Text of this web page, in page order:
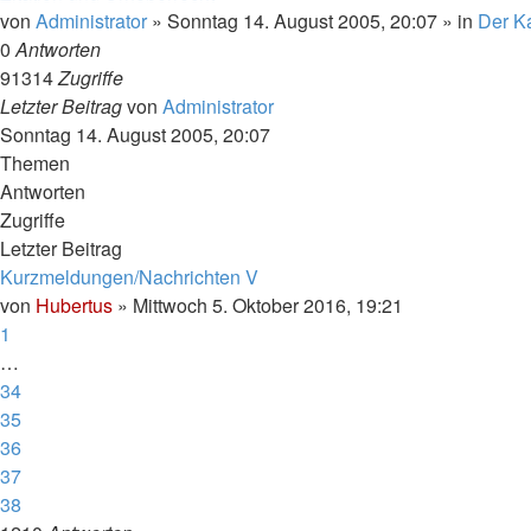
von Administrator » Sonntag 14. August 2005, 20:07 » in Der
0Antworten
91314Zugriffe
Letzter Beitragvon Administrator
Sonntag 14. August 2005, 20:07
Themen
Antworten
Zugriffe
Letzter Beitrag
Kurzmeldungen/Nachrichten V
von Hubertus » Mittwoch 5. Oktober 2016, 19:21
1
…
34
35
36
37
38